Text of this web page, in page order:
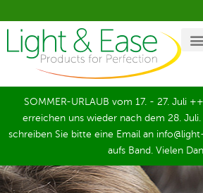
SOMMER-URLAUB vom 17. - 27. Juli
erreichen uns wieder nach dem 28.
schreiben Sie bitte eine Email an
aufs Band. Vielen